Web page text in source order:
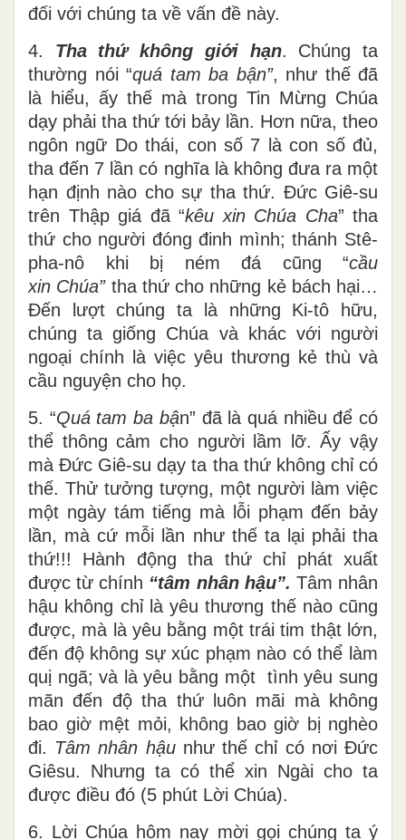
đối với chúng ta về vấn đề này.
4. Tha thứ không giới hạn. Chúng ta
thường nói “quá tam ba bận”, như thế đã
là hiểu, ấy thế mà trong Tin Mừng Chúa
dạy phải tha thứ tới bảy lần. Hơn nữa, theo
ngôn ngữ Do thái, con số 7 là con số đủ,
tha đến 7 lần có nghĩa là không đưa ra một
hạn định nào cho sự tha thứ. Đức Giê-su
trên Thập giá đã “kêu xin Chúa Cha” tha
thứ cho người đóng đinh mình; thánh Stê-
pha-nô khi bị ném đá cũng “cầu
xin Chúa”tha thứ cho những kẻ bách hại…
Đến lượt chúng ta là những Ki-tô hữu,
chúng ta giống Chúa và khác với người
ngoại chính là việc yêu thương kẻ thù và
cầu nguyện cho họ.
5. “Quá tam ba bận” đã là quá nhiều để có
thể thông cảm cho người lầm lỡ. Ấy vậy
mà Đức Giê-su dạy ta tha thứ không chỉ có
thế. Thử tưởng tượng, một người làm việc
một ngày tám tiếng mà lỗi phạm đến bảy
lần, mà cứ mỗi lần như thế ta lại phải tha
thứ!!! Hành động tha thứ chỉ phát xuất
được từ chính “tâm nhân hậu”. Tâm nhân
hậu không chỉ là yêu thương thế nào cũng
được, mà là yêu bằng một trái tim thật lớn,
đến độ không sự xúc phạm nào có thể làm
quị ngã; và là yêu bằng một tình yêu sung
mãn đến độ tha thứ luôn mãi mà không
bao giờ mệt mỏi, không bao giờ bị nghèo
đi. Tâm nhân hậu như thế chỉ có nơi Đức
Giêsu. Nhưng ta có thể xin Ngài cho ta
được điều đó (5 phút Lời Chúa).
6. Lời Chúa hôm nay mời gọi chúng ta ý